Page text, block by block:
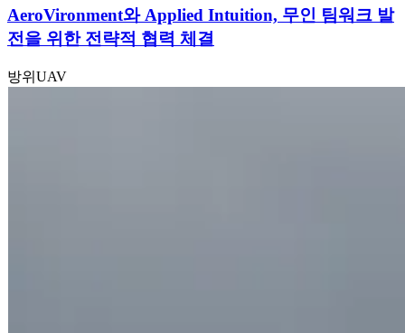
AeroVironment와 Applied Intuition, 무인 팀워크 발
전을 위한 전략적 협력 체결
방위 UAV